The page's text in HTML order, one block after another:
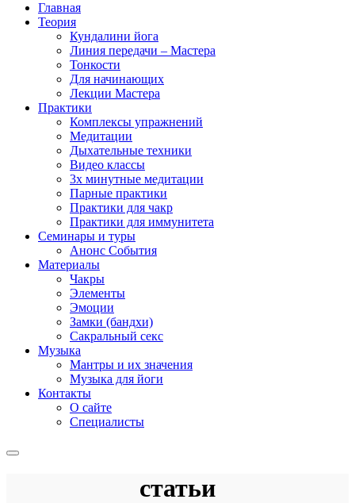
Главная
Теория
Кундалини йога
Линия передачи – Мастера
Тонкости
Для начинающих
Лекции Мастера
Практики
Комплексы упражнений
Медитации
Дыхательные техники
Видео классы
3х минутные медитации
Парные практики
Практики для чакр
Практики для иммунитета
Семинары и туры
Анонс События
Материалы
Чакры
Элементы
Эмоции
Замки (бандхи)
Сакральный секс
Музыка
Мантры и их значения
Музыка для йоги
Контакты
О сайте
Специалисты
статьи